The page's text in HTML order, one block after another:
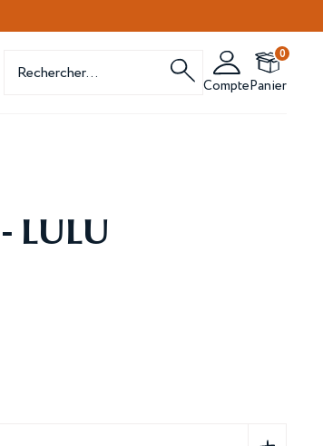
de
produits Compte
0
Panier
LULU